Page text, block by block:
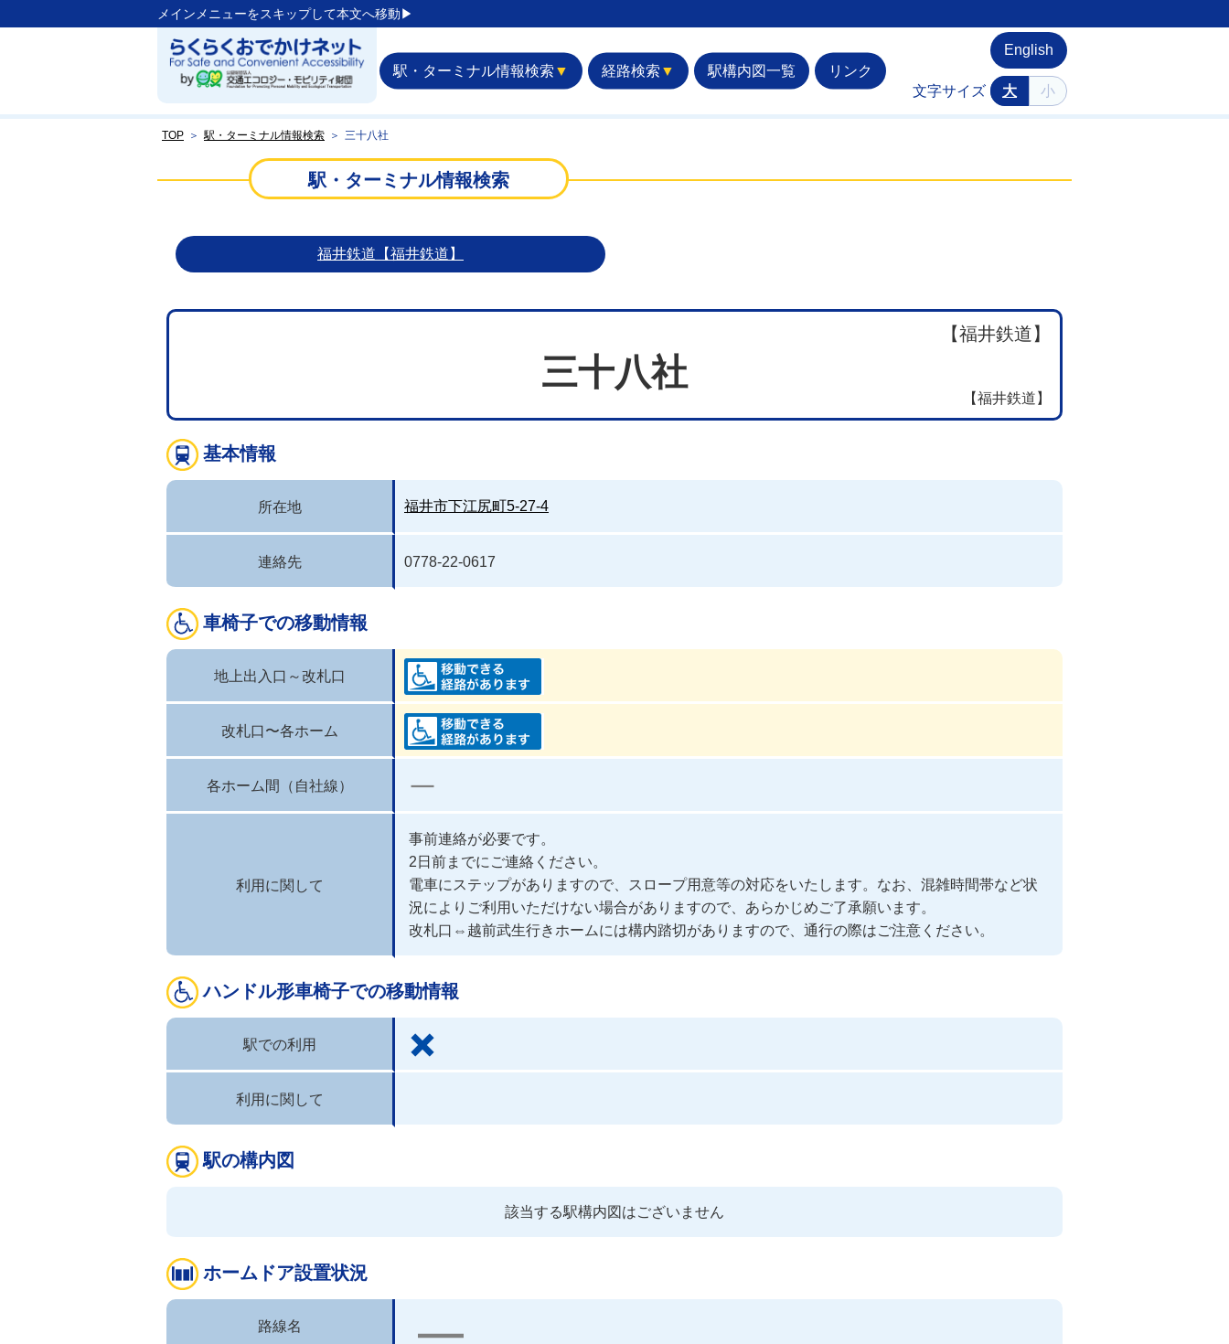
メインメニューをスキップして本文へ移動▶︎
駅・ターミナル情報検索 ▼ 経路検索 ▼ 駅構内図一覧 リンク
English
文字サイズ 大 小
TOP ＞ 駅・ターミナル情報検索 ＞ 三十八社
駅・ターミナル情報検索
福井鉄道【福井鉄道】
【福井鉄道】
三十八社
【福井鉄道】
基本情報
所在地 福井市下江尻町5-27-4
連絡先 0778-22-0617
車椅子での移動情報
地上出入口～改札口
改札口〜各ホーム
各ホーム間（自社線）
利用に関して
事前連絡が必要です。
2日前までにご連絡ください。
電車にステップがありますので、スロープ用意等の対応をいたします。なお、混雑時間帯など状
況によりご利用いただけない場合がありますので、あらかじめご了承願います。
改札口⇔越前武生行きホームには構内踏切がありますので、通行の際はご注意ください。
ハンドル形車椅子での移動情報
駅での利用
利用に関して
駅の構内図
該当する駅構内図はございません
ホームドア設置状況
路線名